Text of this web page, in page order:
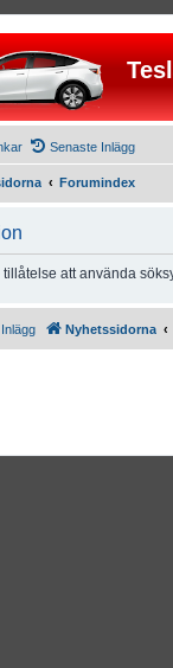
Senaste Inlägg
Forumindex
tillåtelse att använda
Nyhetssidorna